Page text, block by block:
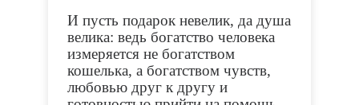
И пусть подарок невелик, да душа
велика: ведь богатство человека
измеряется не богатством
кошелька, а богатством чувств,
любовью друг к другу и